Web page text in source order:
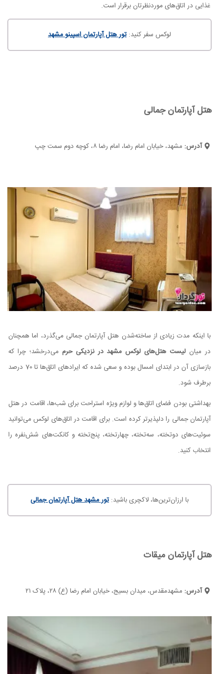
غذایی در اتاق‌های موردنظرتان برقرار است.
لوکس سفر کنید: تور هتل آپارتمان اسپینو مشهد
هتل آپارتمان جمالی
آدرس:مشهد، خیابان امام رضا، امام رضا ۸، کوچه دوم سمت چپ
با اینکه مدت زیادی از ساخته‌شدن هتل آپارتمان جمالی می‌گذرد، اما همچنان
در میانلیست هتل‌های لوکس مشهد در نزدیکی حرممی‌درخشد؛ چرا که
بازسازی آن در ابتدای امسال بوده و سعی شده که ایرادهای اتاق‌ها تا 70 درصد
برطرف شود.
بهداشتی بودن فضای اتاق‌ها و لوازم ویژه استراحت برای شب‌ها، اقامت در هتل
آپارتمان جمالی را دلپذیرتر کرده است. برای اقامت در اتاق‌های لوکس می‌توانید
سوئیت‌های دوتخته، سه‌تخته، چهارتخته، پنج‌تخته و کانکت‌های شش‌نفره را
انتخاب کنید.
با ارزان‌ترین‌ها، لاکچری باشید:تور مشهد هتل آپارتمان جمالی
هتل آپارتمان میقات
آدرس: مشهدمقدس، میدان بسیج، خیابان امام رضا (ع) ۲۸، پلاک ۲۱